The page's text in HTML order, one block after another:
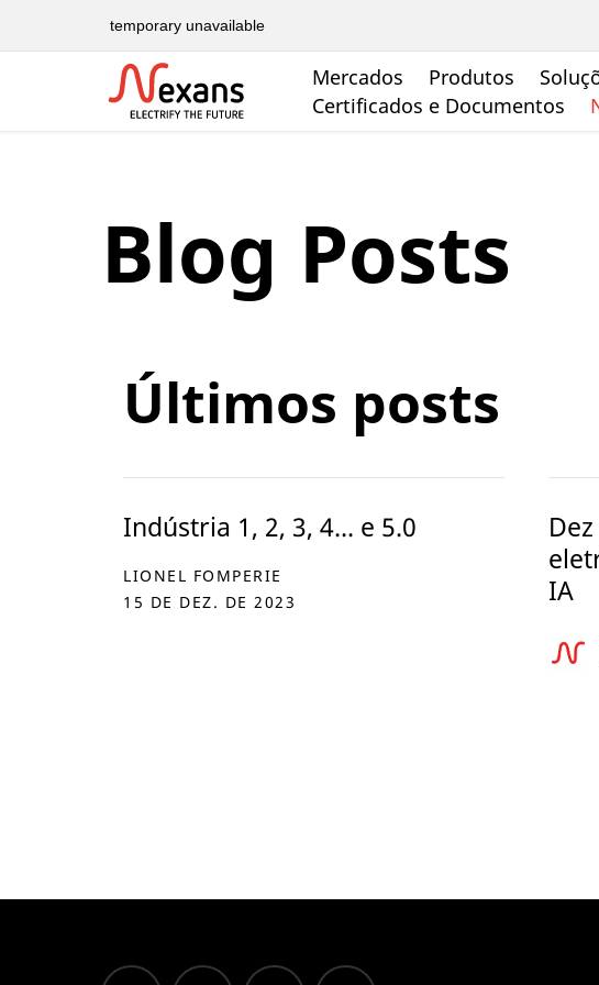
temporary unavailable
Mercados Produtos
Certificados e Documentos
Blog Posts
Últimos posts
Indústria 1, 2, 3, 4... e 5.0
LIONEL FOMPERIE
15 DE DEZ. DE 2023
IA